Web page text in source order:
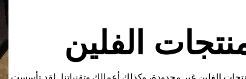
الفلين